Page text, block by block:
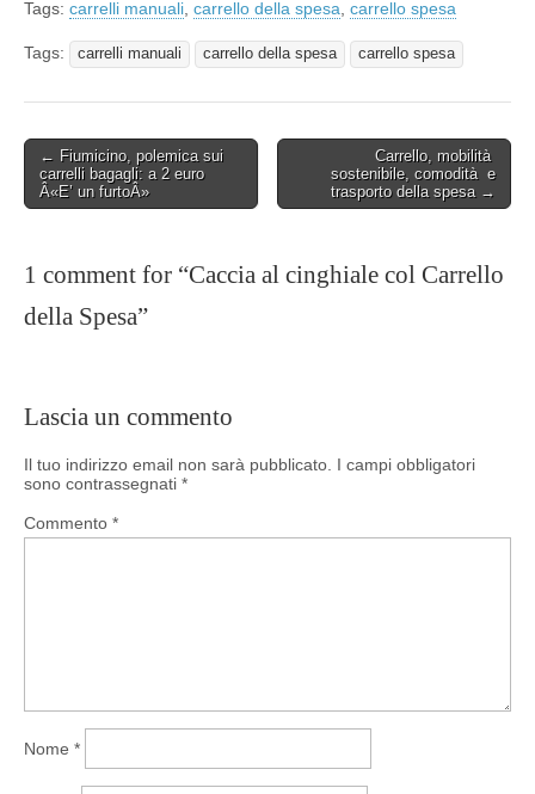
Tags: carrelli manuali, carrello della spesa, carrello spesa
Tags: carrelli manuali carrello della spesa carrello spesa
Post
navigation
← Fiumicino, polemica sui
carrelli bagagli: a 2 euro
Â«E’ un furtoÂ»
Carrello, mobilità
sostenibile, comodità e
trasporto della spesa →
1 comment for “Caccia al cinghiale col Carrello
della Spesa”
Lascia un commento
Il tuo indirizzo email non sarà pubblicato. I campi obbligatori
sono contrassegnati *
Commento *
Nome *